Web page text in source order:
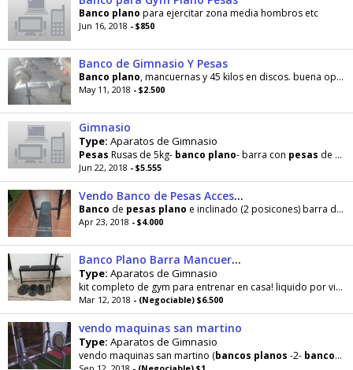
Banco plano para ejercitar zona media hombros etc
Jun 16, 2018 - $850
Banco de Gimnasio Y Pesas
Banco plano, mancuernas y 45 kilos en discos. buena oportunidad. Se retira en González Catan
May 11, 2018 - $2.500
Gimnasio
Type: Aparatos de Gimnasio
Pesas Rusas de 5kg- banco plano- barra con pesas de 17kg
Jun 22, 2018 - $5.555
Vendo Banco de Pesas Accesorios
Banco de pesas plano e inclinado (2 posicones) barra de acero de 1.70 m dos mancuernas y 40 kg
Apr 23, 2018 - $4.000
Banco Plano Barra Mancuerna Pesas 52kg
Type: Aparatos de Gimnasio
kit completo de gym para entrenar en casa! liquido por viaje. Excelente estado, compuesto por
Mar 12, 2018 - (Negociable) $6.500
vendo maquinas san martino
Type: Aparatos de Gimnasio
vendo maquinas san martino (bancos planos -2- bancos